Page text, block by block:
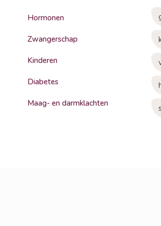
Hormonen
Zwangerschap
Kinderen
Diabetes
Maag- en darmklachten